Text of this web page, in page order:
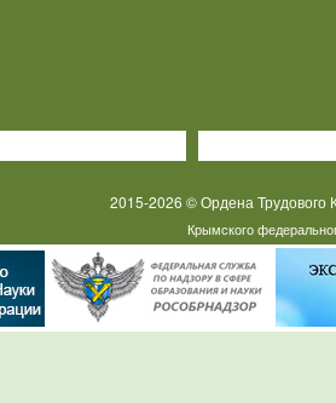
2015-2026 © Ордена
Крымского